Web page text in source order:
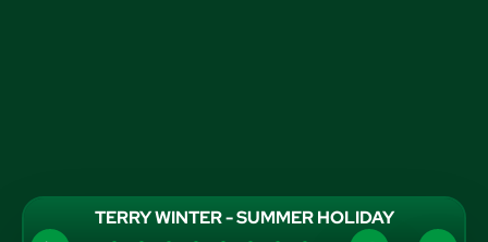
TERRY WINTER - SUMMER HOLIDAY